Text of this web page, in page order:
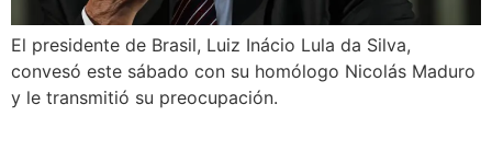
El presidente de Brasil, Luiz Inácio Lula da Silva,
convesó este sábado con su homólogo Nicolás Maduro
y le transmitió su preocupación.